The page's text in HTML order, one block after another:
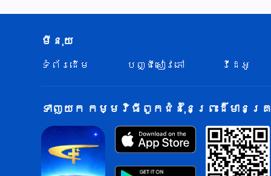
មីនុយ
ទំព័រ​ដើម បញ្ជីសៀវភៅ វីដេអូ
ទាញយក កម្មវិធីពួកជំនុំនៃព្រះដ៏មានគ្រ